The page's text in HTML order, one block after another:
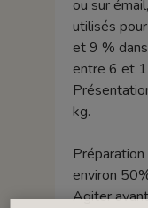
ou sur
utilisés
et 9 %
entre 6 et
kg.
environ
Agiter